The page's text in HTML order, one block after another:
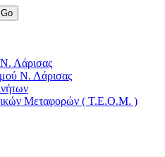
Λάρισας
Ν. Λάρισας
Μεταφορών ( Τ.Ε.Ο.Μ. )